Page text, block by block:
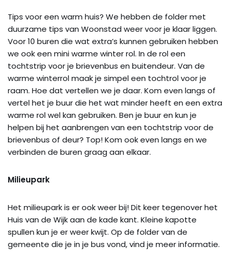
Tips voor een warm huis? We hebben de folder met
duurzame tips van Woonstad weer voor je klaar liggen.
Voor 10 buren die wat extra’s kunnen gebruiken hebben
we ook een mini warme winter rol. In de rol een
tochtstrip voor je brievenbus en buitendeur. Van de
warme winterrol maak je simpel een tochtrol voor je
raam. Hoe dat vertellen we je daar. Kom even langs of
vertel het je buur die het wat minder heeft en een extra
warme rol wel kan gebruiken. Ben je buur en kun je
helpen bij het aanbrengen van een tochtstrip voor de
brievenbus of deur? Top! Kom ook even langs en we
verbinden de buren graag aan elkaar.
Milieupark
Het milieupark is er ook weer bij! Dit keer tegenover het
Huis van de Wijk aan de kade kant. Kleine kapotte
spullen kun je er weer kwijt. Op de folder van de
gemeente die je in je bus vond, vind je meer informatie.